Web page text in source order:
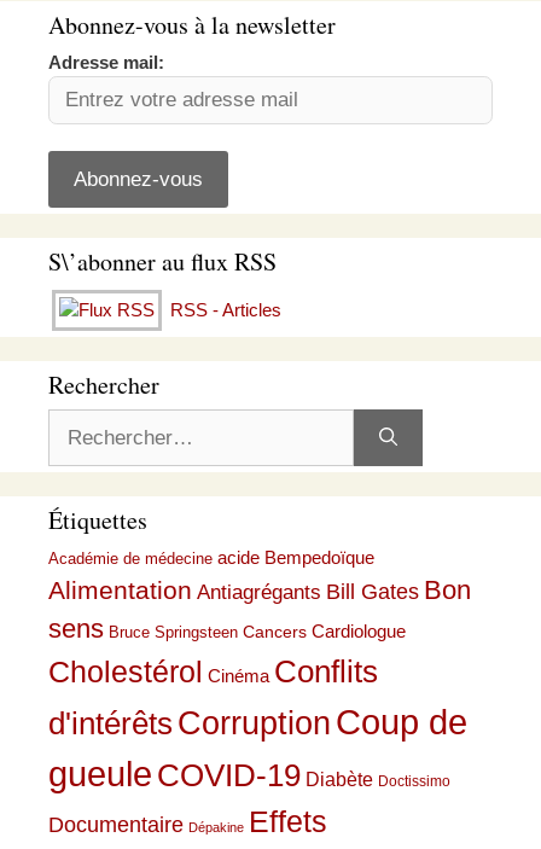
Abonnez-vous à la newsletter
Adresse mail:
S\’abonner au flux RSS
RSS - Articles
Rechercher
Étiquettes
Académie de médecine acide Bempedoïque
Alimentation Antiagrégants Bill Gates Bon
sens Bruce Springsteen Cancers Cardiologue
Cholestérol Cinéma Conflits
d'intérêts CorruptionCoup de
gueule COVID-19 Diabète Doctissimo
Documentaire Dépakine Effets